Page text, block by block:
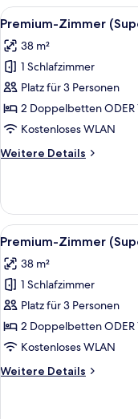
(Superior)
Alle
Fotos
für
Premium-
Zimmer
(Superior)
anzeigen
13
Premium-Zimmer
38 m²
1 Schlafzimmer
Platz für 3 Personen
2 Doppelbetten ODER
Kostenloses WLAN
Weitere Details
Weitere
Zimmer
(Superior)
Alle
Fotos
für
Premium-
Zimmer
(Superior)
anzeigen
13
Premium-Zimmer
38 m²
1 Schlafzimmer
Platz für 3 Personen
2 Doppelbetten ODER
Kostenloses WLAN
Weitere Details
Weitere